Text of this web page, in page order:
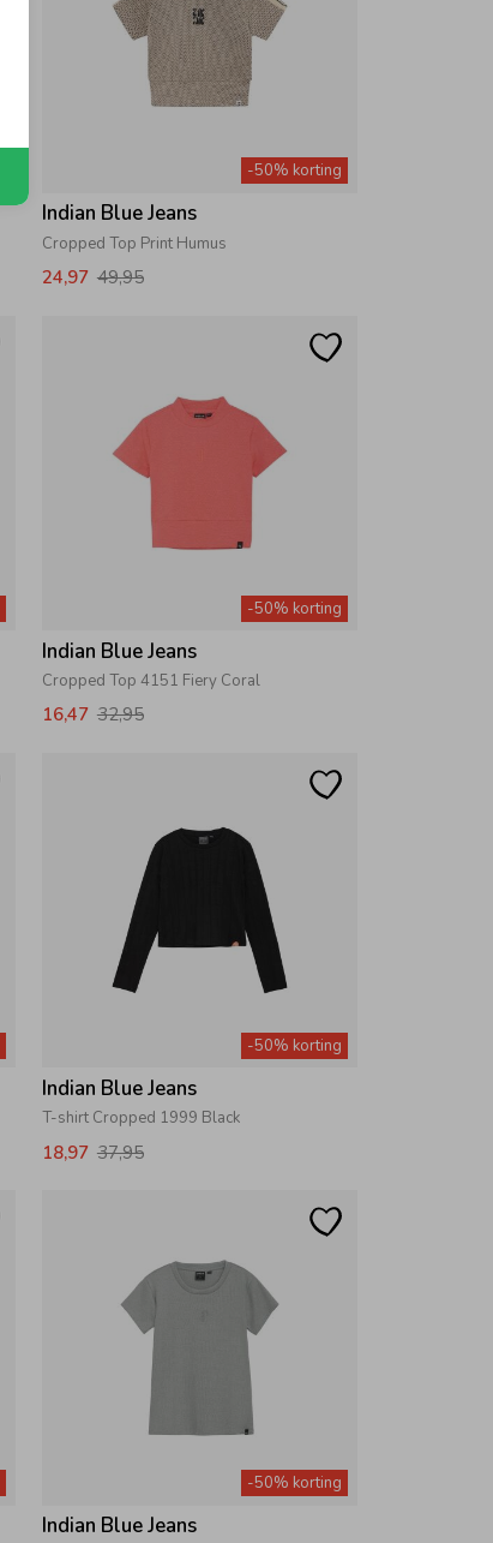
-50% korting
Indian Blue Jeans
Cropped Top Print Humus
24,97 49,95
-50% korting
Indian Blue Jeans
Cropped Top 4151 Fiery Coral
16,47 32,95
-50% korting
Indian Blue Jeans
T-shirt Cropped 1999 Black
18,97 37,95
-50% korting
Indian Blue Jeans